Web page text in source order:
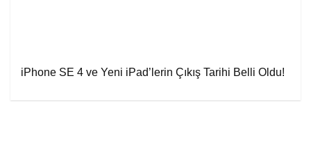
iPhone SE 4 ve Yeni iPad’lerin Çıkış Tarihi Belli Oldu!